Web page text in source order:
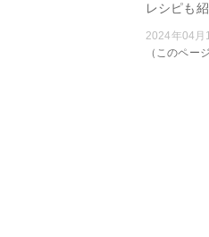
レシピも
2024年04月
（このペー